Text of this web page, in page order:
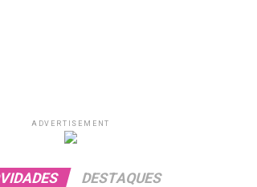
ADVERTISEMENT
DESTAQUES